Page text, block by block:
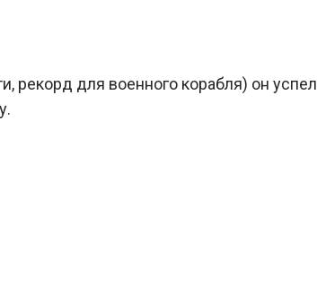
рекорд для военного корабля) он успел